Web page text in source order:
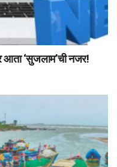
‌‘सुजलाम‌’ची नजर!